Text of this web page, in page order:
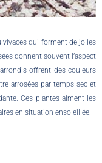
vivaces qui forment de jolies
donnent souvent l’aspect
offrent des couleurs
arrosées par temps sec et
Ces plantes aiment les
en situation ensoleillée.